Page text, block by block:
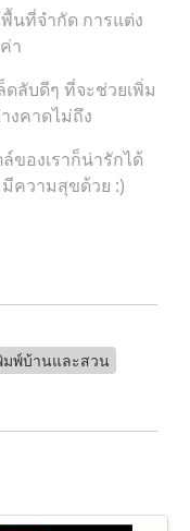
นที่จำกัด การแต่ง
า
ลับดีๆ ที่จะช่วยเพิ่ม
งคาดไม่ถึง
ของเราก็น่ารักได้
ความสุขด้วย :)
มพ์บ้านและสวน